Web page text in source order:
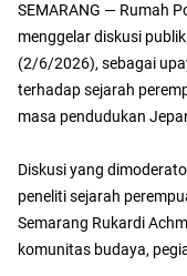
SEMARANG — Rumah
menggelar diskusi
(2/6/2026), sebagai
terhadap sejarah
masa pendudukan
Diskusi yang
peneliti sejarah
Semarang Rukardi
komunitas budaya,